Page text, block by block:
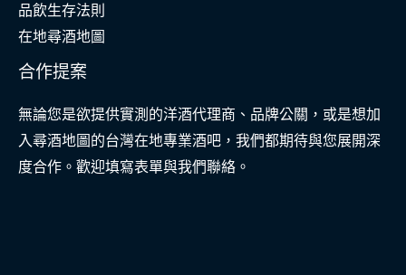
品飲生存法則
在地尋酒地圖
合作提案
無論您是欲提供實測的洋酒代理商、品牌公關，或是想加
入尋酒地圖的台灣在地專業酒吧，我們都期待與您展開深
度合作。歡迎填寫表單與我們聯絡。